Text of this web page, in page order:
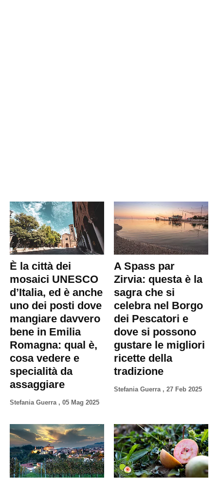
È la città dei
mosaici UNESCO
d’Italia, ed è anche
uno dei posti dove
mangiare davvero
bene in Emilia
Romagna: qual è,
cosa vedere e
specialità da
assaggiare
Stefania Guerra , 05 Mag 2025
A Spass par
Zirvia: questa è la
sagra che si
celebra nel Borgo
dei Pescatori e
dove si possono
gustare le migliori
ricette della
tradizione
Stefania Guerra , 27 Feb 2025